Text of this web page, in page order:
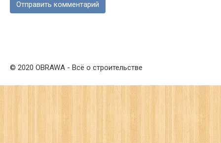
© 2020 OBRAWA - Всё о строительстве